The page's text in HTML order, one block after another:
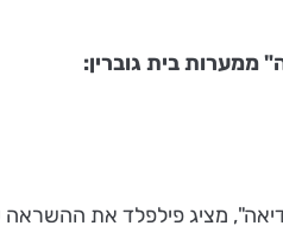
בית גוברין:
מציג פילפלד את ההשראה